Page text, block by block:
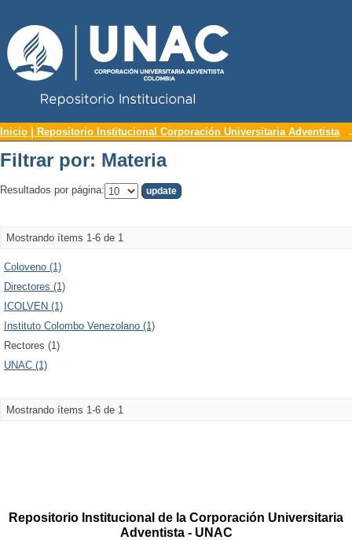
Filtrar por: Materia
Inicio | Repositorio Institucional Corporación Universitaria Adventista
Filtrar por: Materia
Resultados por página:
Mostrando ítems 1-6 de 1
Coloveno (1)
Directores (1)
ICOLVEN (1)
Instituto Colombo Venezolano (1)
Rectores (1)
UNAC (1)
Mostrando ítems 1-6 de 1
Repositorio Institucional de la Corporación Universitaria
Adventista - UNAC